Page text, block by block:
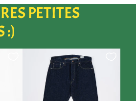
PETITES
:)